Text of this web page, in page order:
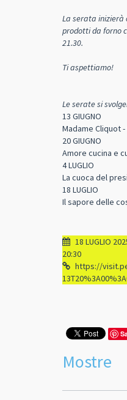
La serata inizierà
prodotti da forno
21.30.
Ti aspettiamo!
Le serate si
13 GIUGNO
Madame Cliquot
20 GIUGNO
Amore cucina e
4 LUGLIO
La cuoca del
18 LUGLIO
Il sapore delle
18 LUGLIO
20:30
https://
Mostre